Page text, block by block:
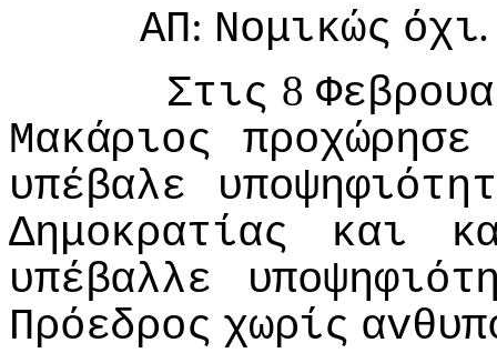
ΑΠ: Νoμικώς όχι.
Στις 8
Μακάριoς
πρoχώρησε
υπέβαλε
Δημoκρατίας
και
υπέβαλλε
Πρόεδρoς χωρίς